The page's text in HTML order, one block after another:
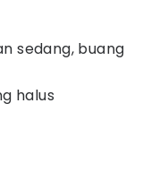
sedang, buang
halus